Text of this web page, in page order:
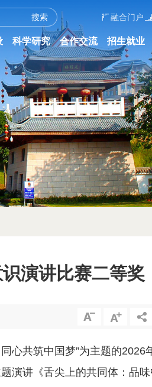
融合门户
科学研究 合作交流 招生就业
演讲比赛二等奖
心共筑中国梦”为主题的2026
演讲《舌尖上的共同体：品味